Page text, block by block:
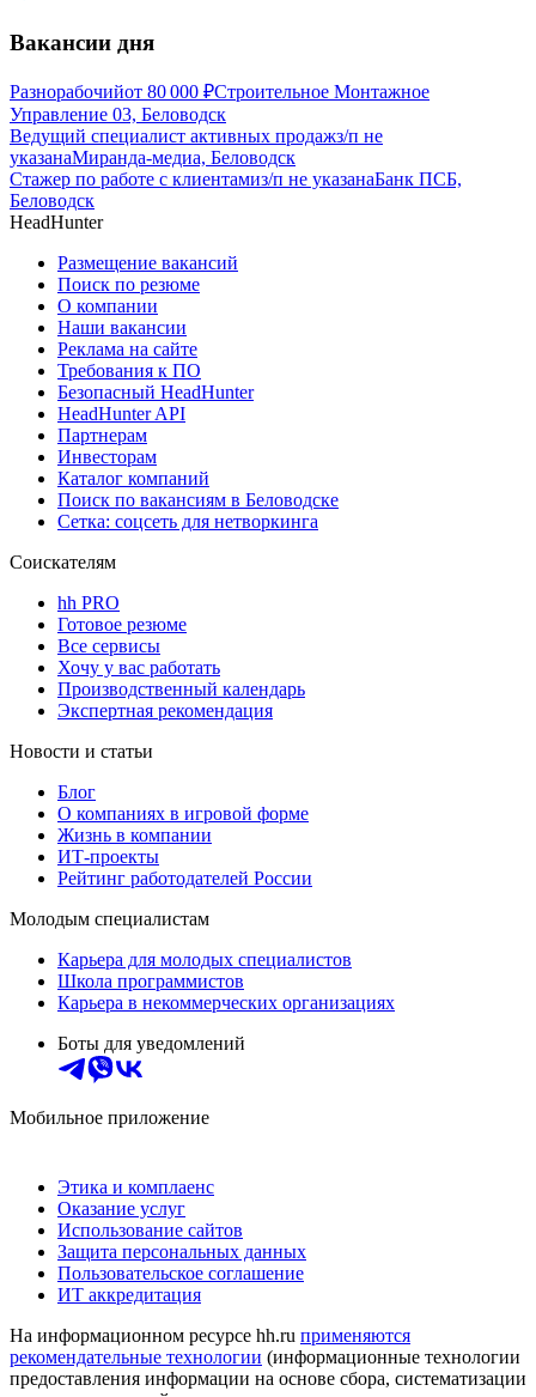
Вакансии дня
Разнорабочийот 80 000 ₽Строительное Монтажное
Управление 03, Беловодск
Ведущий специалист активных продажз/п не
указанаМиранда-медиа, Беловодск
Стажер по работе с клиентамиз/п не указанаБанк ПСБ,
Беловодск
HeadHunter
Размещение вакансий
Поиск по резюме
О компании
Наши вакансии
Реклама на сайте
Требования к ПО
Безопасный HeadHunter
HeadHunter API
Партнерам
Инвесторам
Каталог компаний
Поиск по вакансиям в Беловодске
Сетка: соцсеть для нетворкинга
Соискателям
hh PRO
Готовое резюме
Все сервисы
Хочу у вас работать
Производственный календарь
Экспертная рекомендация
Новости и статьи
Блог
О компаниях в игровой форме
Жизнь в компании
ИТ-проекты
Рейтинг работодателей России
Молодым специалистам
Карьера для молодых специалистов
Школа программистов
Карьера в некоммерческих организациях
Боты для уведомлений
Мобильное приложение
Этика и комплаенс
Оказание услуг
Использование сайтов
Защита персональных данных
Пользовательское соглашение
ИТ аккредитация
На информационном ресурсе hh.ru применяются
рекомендательные технологии (информационные технологии
предоставления информации на основе сбора, систематизации